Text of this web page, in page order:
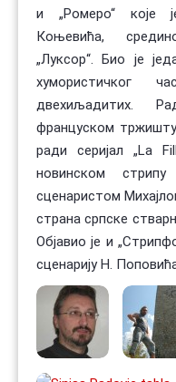
и „Ромеро“ које
Коњевића,
„Луксор“. Био је
хумористичког
двехиљадитих.
француском
ради серијал „La
новинском
сценаристом
страна српске
Објавио је и
сценарију Н.